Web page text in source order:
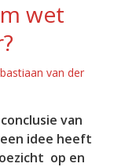
Volgend uur
wet
van der
van
idee heeft
op en